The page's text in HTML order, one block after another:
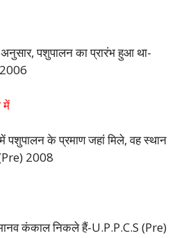
पशुपालन का प्रारंभ हुआ था-
में
पशुपालन के प्रमाण जहां मिले, वह स्थान
2008
कंकाल निकले हैं-U.P.P.C.S (Pre)